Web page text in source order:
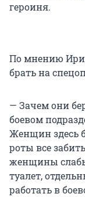
героиня.
По мнению
брать на
— Зачем они
боевом
Женщин здесь
роты все
женщины
туалет,
работать в